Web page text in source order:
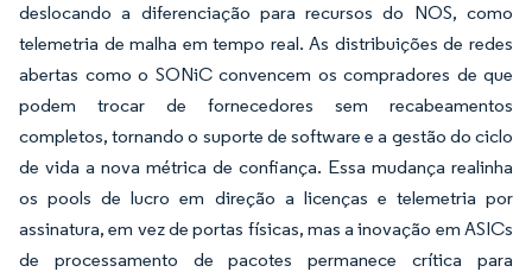
deslocando a diferenciação para recursos do NOS, como
telemetria de malha em tempo real. As distribuições de redes
abertas como o SONiC convencem os compradores de que
podem trocar de fornecedores sem recabeamentos
completos, tornando o suporte de software e a gestão do ciclo
de vida a nova métrica de confiança. Essa mudança realinha
os pools de lucro em direção a licenças e telemetria por
assinatura, em vez de portas físicas, mas a inovação em ASICs
de processamento de pacotes permanece crítica para